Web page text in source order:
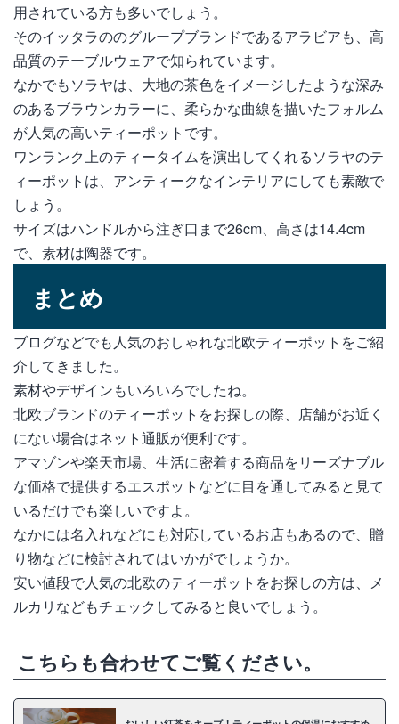
用されている方も多いでしょう。
そのイッタラののグループブランドであるアラビアも、高
品質のテーブルウェアで知られています。
なかでもソラヤは、大地の茶色をイメージしたような深み
のあるブラウンカラーに、柔らかな曲線を描いたフォルム
が人気の高いティーポットです。
ワンランク上のティータイムを演出してくれるソラヤのテ
ィーポットは、アンティークなインテリアにしても素敵で
しょう。
サイズはハンドルから注ぎ口まで26cm、高さは14.4cm
で、素材は陶器です。
まとめ
ブログなどでも人気のおしゃれな北欧ティーポットをご紹
介してきました。
素材やデザインもいろいろでしたね。
北欧ブランドのティーポットをお探しの際、店舗がお近く
にない場合はネット通販が便利です。
アマゾンや楽天市場、生活に密着する商品をリーズナブル
な価格で提供するエスポットなどに目を通してみると見て
いるだけでも楽しいですよ。
なかには名入れなどにも対応しているお店もあるので、贈
り物などに検討されてはいかがでしょうか。
安い値段で人気の北欧のティーポットをお探しの方は、メ
ルカリなどもチェックしてみると良いでしょう。
こちらも合わせてご覧ください。